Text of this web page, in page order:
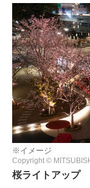
※イメージ
Copyright ©
桜ライトアップ